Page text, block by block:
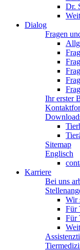
Dr.
Dialog
Fragen
Ihr erster
Sitemap
Englisch
Karriere
Bei uns
Wir
Für
Für